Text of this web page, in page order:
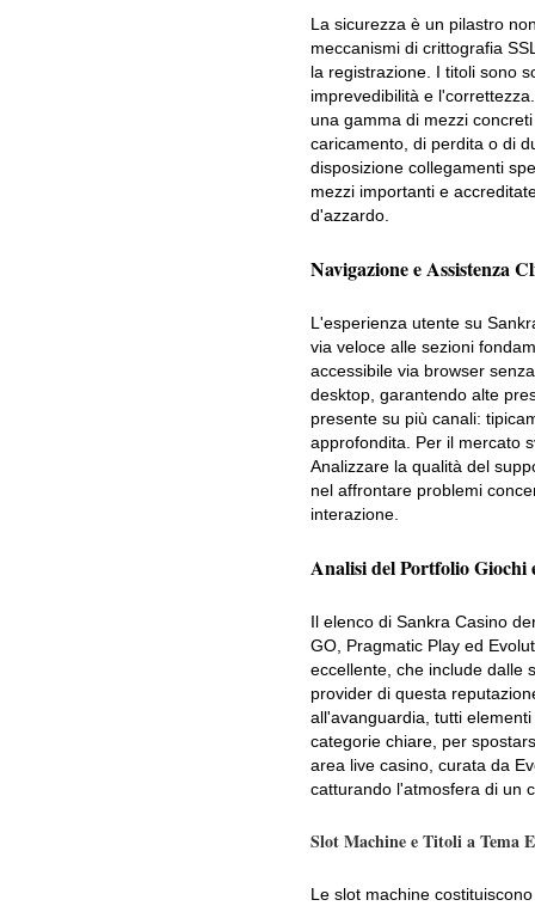
La sicurezza è un pilastro
meccanismi di crittografia
la registrazione. I titoli sono
imprevedibilità e
una gamma di mezzi
caricamento, di perdita o di
disposizione collegamenti
mezzi importanti e
d'azzardo.
Navigazione e Assistenza
L'esperienza utente su
via veloce alle sezioni
accessibile via browser
desktop, garantendo alte
presente su più canali:
approfondita. Per il mercato
Analizzare la qualità del
nel affrontare problemi
interazione.
Analisi del Portfolio Giochi
Il elenco di Sankra Casino
GO, Pragmatic Play ed
eccellente, che include dalle
provider di questa
all'avanguardia, tutti
categorie chiare, per
area live casino, curata da
catturando l'atmosfera di un
Slot Machine e Titoli a Tema
Le slot machine